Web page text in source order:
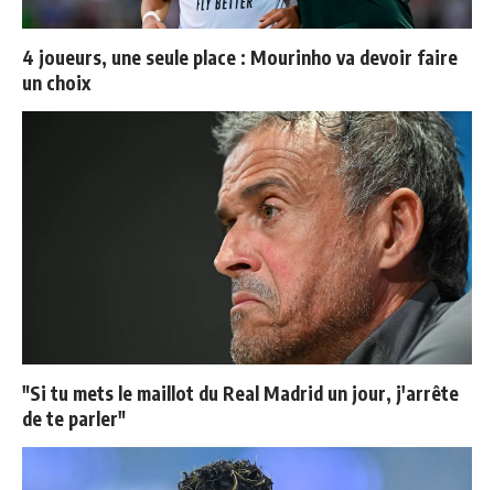
4 joueurs, une seule place : Mourinho va devoir faire
un choix
"Si tu mets le maillot du Real Madrid un jour, j'arrête
de te parler"